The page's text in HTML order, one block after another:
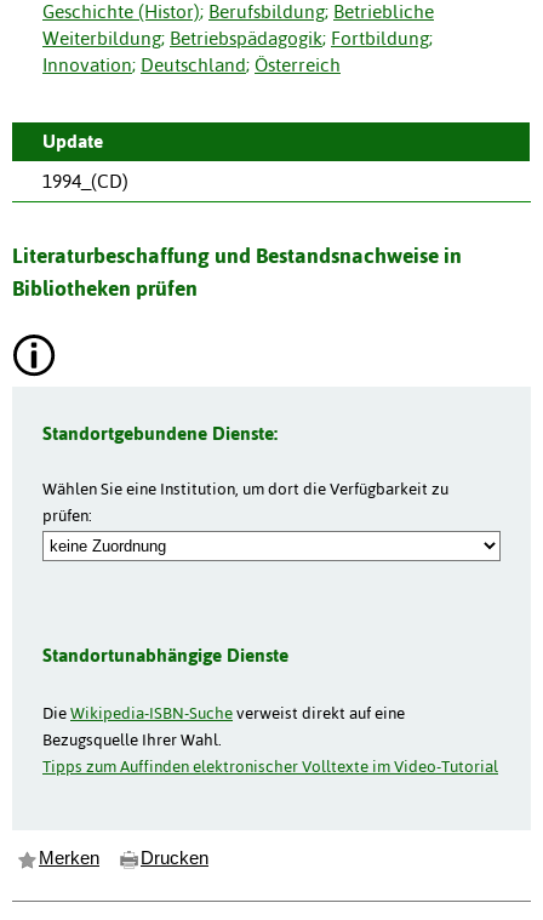
Geschichte (Histor); Berufsbildung; Betriebliche
Weiterbildung; Betriebspädagogik; Fortbildung;
Innovation; Deutschland; Österreich
Update
1994_(CD)
Literaturbeschaffung und Bestandsnachweise in
Bibliotheken prüfen
Standortgebundene Dienste:
Wählen Sie eine Institution, um dort die Verfügbarkeit zu
prüfen:
Standortunabhängige Dienste
DieWikipedia-ISBN-Sucheverweist direkt auf eine
Bezugsquelle Ihrer Wahl.
Tipps zum Auffinden elektronischer Volltexte im Video-Tutorial
Merken Drucken